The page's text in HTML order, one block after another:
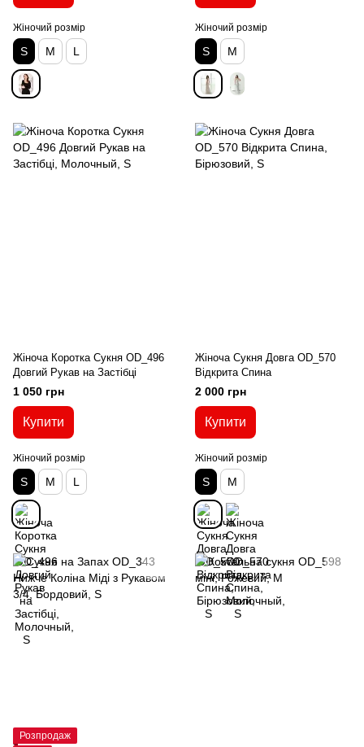
Жіночий розмір
S M L
Жіночий розмір
S M
Жіноча Коротка Cукня OD_496
Довгий Рукав на Застібці
1 050 грн
Купити
Жіночий розмір
S M L
Жіноча Сукня Довга OD_570
Відкрита Спина
2 000 грн
Купити
Жіночий розмір
S M
Розпродаж